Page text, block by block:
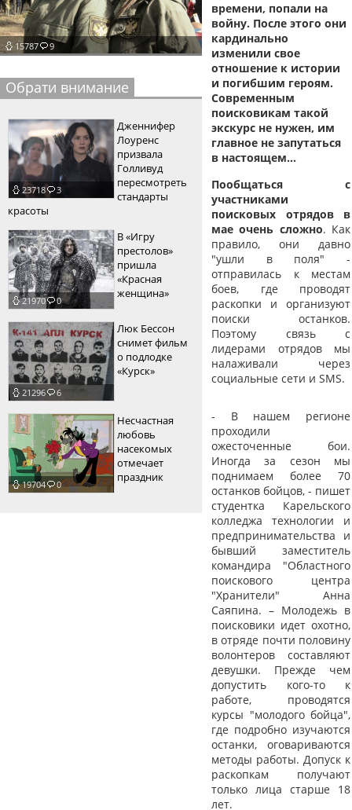
пїЅпїЅпїЅ
пїЅпїЅпїЅпїЅпїЅпїЅпїЅпїЅпїЅпїЅпїЅ
пїЅпїЅпїЅ
пїЅпїЅпїЅпїЅпїЅпїЅпїЅпїЅпїЅ
пїЅпїЅпїЅ пїЅпїЅпїЅпїЅпїЅ
пїЅпїЅпїЅ пїЅпїЅпїЅпїЅпїЅпїЅ
пїЅпїЅпїЅпїЅпїЅ
пїЅпїЅпїЅпїЅпїЅпїЅпїЅпїЅпїЅпїЅ
пїЅпїЅпїЅпїЅпїЅпїЅпїЅпїЅпїЅпїЅ
15787 9
Обрати внимание
23718 3
Дженнифер
Лоуренс
призвала
Голливуд
пересмотреть
стандарты
красоты
21970 0
В «Игру
престолов»
пришла
«Красная
женщина»
21296 6
Люк Бессон
снимет фильм
о подлодке
«Курск»
19704 0
Несчастная
любовь
насекомых
отмечает
праздник
времени, попали на
войну. После этого они
кардинально
изменили свое
отношение к истории
и погибшим героям.
Современным
поисковикам такой
экскурс не нужен, им
главное не запутаться
в настоящем…
Пообщаться с
участниками
поисковых отрядов в
мае очень сложно. Как
правило, они давно
"ушли в поля" -
отправилась к местам
боев, где проводят
раскопки и организуют
поиски останков.
Поэтому связь с
лидерами отрядов мы
налаживали через
социальные сети и SMS.
- В нашем регионе
проходили
ожесточенные бои.
Иногда за сезон мы
поднимаем более 70
останков бойцов, - пишет
студентка Карельского
колледжа технологии и
предпринимательства и
бывший заместитель
командира "Областного
поискового центра
"Хранители" Анна
Саяпина. – Молодежь в
поисковики идет охотно,
в отряде почти половину
волонтеров составляют
девушки. Прежде чем
допустить кого-то к
работе, проводятся
курсы "молодого бойца",
где подробно изучаются
останки, оговариваются
методы работы. Допуск к
раскопкам получают
только лица старше 18
лет.